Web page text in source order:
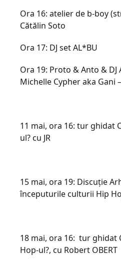
Ora 16: atelier de b-boy
Cătălin Soto
Ora 17: DJ set AL*BU
Ora 19: Proto & Anto & DJ
Michelle Cypher aka Gani
11 mai, ora 16: tur ghidat
ul? cu JR
15 mai, ora 19: Discuție
începuturile culturii ​H​ip
18 mai, ora 16: tur ghidat
Hop-ul?, cu Robert OBERT